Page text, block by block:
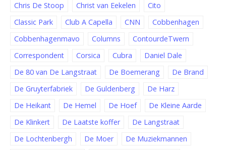
Chris De Stoop
Christ van Eekelen
Cito
Classic Park
Club A Capella CNN
Cobbenhagen
Cobbenhagenmavo
Columns
ContourdeTwern
Correspondent
Corsica Cubra
Daniel Dale
De 80 van De Langstraat
De Boemerang
De Brand
De Gruyterfabriek
De Guldenberg
De Harz
De Heikant
De Hemel De Hoef
De Kleine Aarde
De Klinkert
De Laatste koffer
De Langstraat
De Lochtenbergh
De Moer
De Muziekmannen